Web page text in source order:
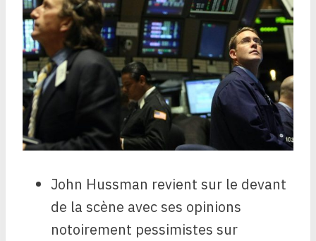
John Hussman revient sur le devant
de la scène avec ses opinions
notoirement pessimistes sur